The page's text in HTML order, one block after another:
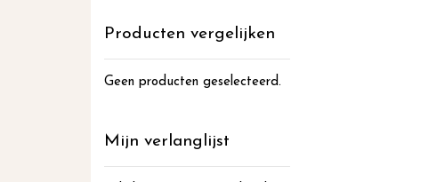
Producten vergelijken
Geen producten geselecteerd.
Mijn verlanglijst